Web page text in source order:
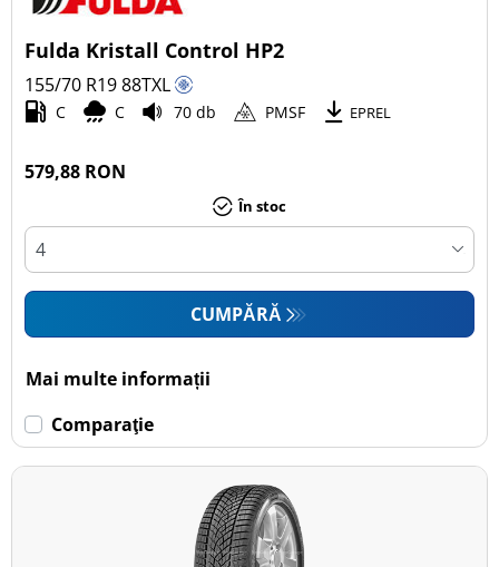
Fulda Kristall Control HP2
155/70 R1988TXL
C C 70 db PMSF EPREL
579,88 RON
În stoc
CUMPĂRĂ
Mai multe informații
Comparaţie